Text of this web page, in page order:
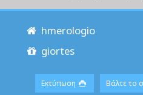
hmerologio
giortes
Εκτύπωση Βάλτε το